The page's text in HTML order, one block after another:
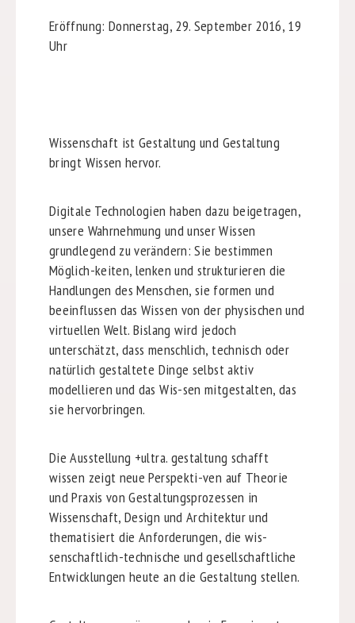
Eröffnung: Donnerstag, 29. September 2016, 19
Uhr
Wissenschaft ist Gestaltung und Gestaltung
bringt Wissen hervor.
Digitale Technologien haben dazu beigetragen,
unsere Wahrnehmung und unser Wissen
grundlegend zu verändern: Sie bestimmen
Möglich-keiten, lenken und strukturieren die
Handlungen des Menschen, sie formen und
beeinflussen das Wissen von der physischen und
virtuellen Welt. Bislang wird jedoch
unterschätzt, dass menschlich, technisch oder
natürlich gestaltete Dinge selbst aktiv
modellieren und das Wis-sen mitgestalten, das
sie hervorbringen.
Die Ausstellung +ultra. gestaltung schafft
wissen zeigt neue Perspekti-ven auf Theorie
und Praxis von Gestaltungsprozessen in
Wissenschaft, Design und Architektur und
thematisiert die Anforderungen, die wis-
senschaftlich-technische und gesellschaftliche
Entwicklungen heute an die Gestaltung stellen.